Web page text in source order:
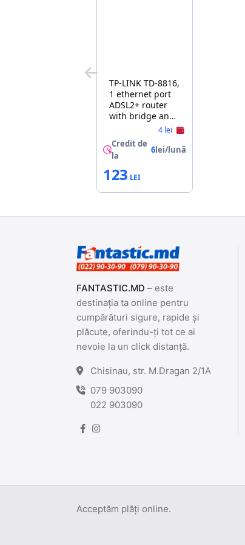
TP-LINK TD-8816,
1 ethernet port
ADSL2+ router
with bridge and
Trendchip
chipset,
ADSL/ADSL2/ADSL2+,
Annex A, with
ADSL spliter
4 lei
Credit de
la
6lei/lună
123
FANTASTIC.MD – este
destinația ta online pentru
cumpărături sigure, rapide și
plăcute, oferindu-ți tot ce ai
nevoie la un click distanță.
Chisinau, str. M.Dragan 2/1A
079 903090
022 903090
Acceptăm plăți online.